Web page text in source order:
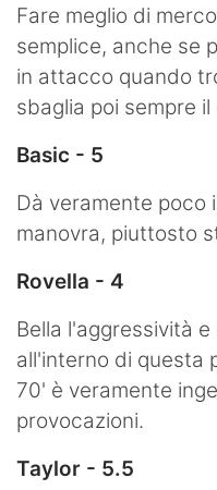
Fare meglio di
semplice, anche se
in attacco quando
sbaglia poi sempre il
Basic - 5
Dà veramente poco
manovra, piuttosto
Rovella - 4
Bella l'aggressività
all'interno di questa
70' è veramente
provocazioni.
Taylor - 5.5